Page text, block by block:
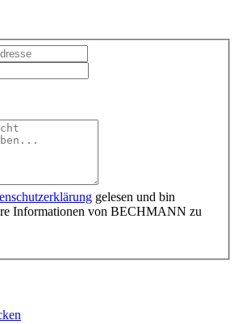
gelesen und bin
Informationen von BECHMANN zu